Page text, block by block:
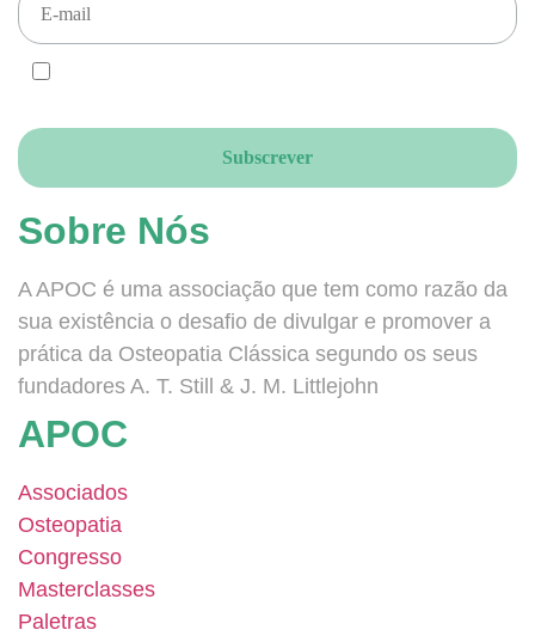
Sobre Nós
A APOC é uma associação que tem como razão da
sua existência o desafio de divulgar e promover a
prática da Osteopatia Clássica segundo os seus
fundadores A. T. Still & J. M. Littlejohn
APOC
Associados
Osteopatia
Congresso
Masterclasses
Paletras